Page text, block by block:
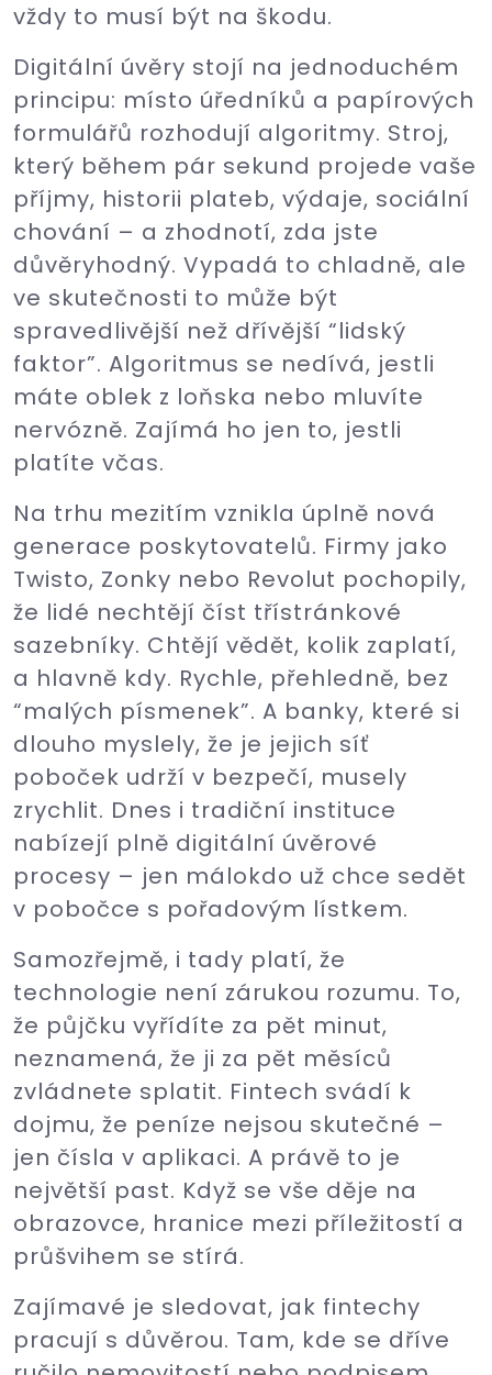
vždy to musí být na škodu.
Digitální úvěry stojí na jednoduchém
principu: místo úředníků a papírových
formulářů rozhodují algoritmy. Stroj,
který během pár sekund projede vaše
příjmy, historii plateb, výdaje, sociální
chování – a zhodnotí, zda jste
důvěryhodný. Vypadá to chladně, ale
ve skutečnosti to může být
spravedlivější než dřívější “lidský
faktor”. Algoritmus se nedívá, jestli
máte oblek z loňska nebo mluvíte
nervózně. Zajímá ho jen to, jestli
platíte včas.
Na trhu mezitím vznikla úplně nová
generace poskytovatelů. Firmy jako
Twisto, Zonky nebo Revolut pochopily,
že lidé nechtějí číst třístránkové
sazebníky. Chtějí vědět, kolik zaplatí,
a hlavně kdy. Rychle, přehledně, bez
“malých písmenek”. A banky, které si
dlouho myslely, že je jejich síť
poboček udrží v bezpečí, musely
zrychlit. Dnes i tradiční instituce
nabízejí plně digitální úvěrové
procesy – jen málokdo už chce sedět
v pobočce s pořadovým lístkem.
Samozřejmě, i tady platí, že
technologie není zárukou rozumu. To,
že půjčku vyřídíte za pět minut,
neznamená, že ji za pět měsíců
zvládnete splatit. Fintech svádí k
dojmu, že peníze nejsou skutečné –
jen čísla v aplikaci. A právě to je
největší past. Když se vše děje na
obrazovce, hranice mezi příležitostí a
průšvihem se stírá.
Zajímavé je sledovat, jak fintechy
pracují s důvěrou. Tam, kde se dříve